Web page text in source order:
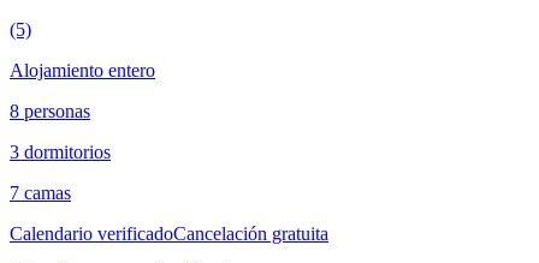
(5)
Alojamiento entero
8 personas
3 dormitorios
7 camas
Calendario verificadoCancelación gratuita